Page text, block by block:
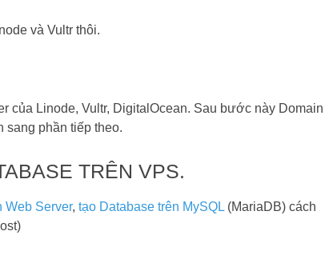
và Vultr thôi.
của Linode, Vultr, DigitalOcean. Sau bước này Domain
sang phần tiếp theo.
TRÊN VPS.
Web Server, tạo Database trên MySQL (MariaDB) cách